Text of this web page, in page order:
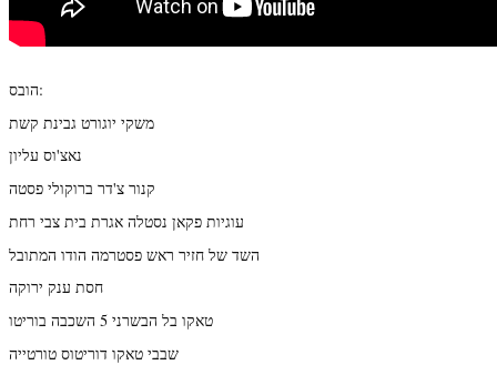
הובס:
משקי יוגורט גבינת קשת
נאצ'וס עליון
קנור צ'דר ברוקולי פסטה
עוגיות פקאן נסטלה אגרת בית צבי רחת
השד של חזיר ראש פסטרמה הודו המתובל
חסת ענק ירוקה
טאקו בל הבשרני 5 השכבה בוריטו
שבבי טאקו דוריטוס טורטייה